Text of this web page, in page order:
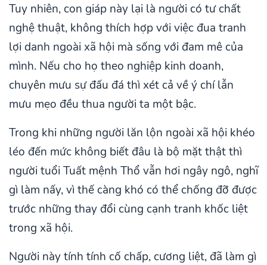
Tuy nhiên, con giáp này lại là người có tư chất
nghệ thuật, không thích hợp với việc đua tranh
lợi danh ngoài xã hội mà sống với đam mê của
mình. Nếu cho họ theo nghiệp kinh doanh,
chuyên mưu sự đấu đá thì xét cả về ý chí lẫn
mưu mẹo đều thua người ta một bậc.
Trong khi những người lăn lộn ngoài xã hội khéo
léo đến mức không biết đâu là bộ mặt thật thì
người tuổi Tuất mệnh Thổ vẫn hơi ngây ngô, nghĩ
gì làm nấy, vì thế càng khó có thể chống đỡ được
trước những thay đổi cùng cạnh tranh khốc liệt
trong xã hội.
Người này tính tính cố chấp, cương liệt, đã làm gì